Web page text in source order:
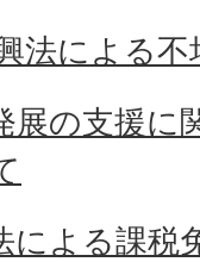
法による
展の支援に
による課税